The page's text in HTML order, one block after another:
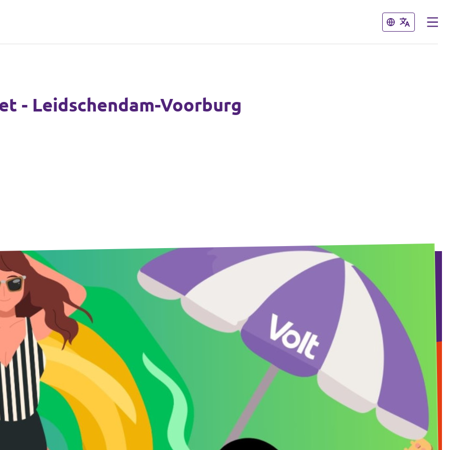
Sluiten
Sluiten
- Leidschendam-Voorburg